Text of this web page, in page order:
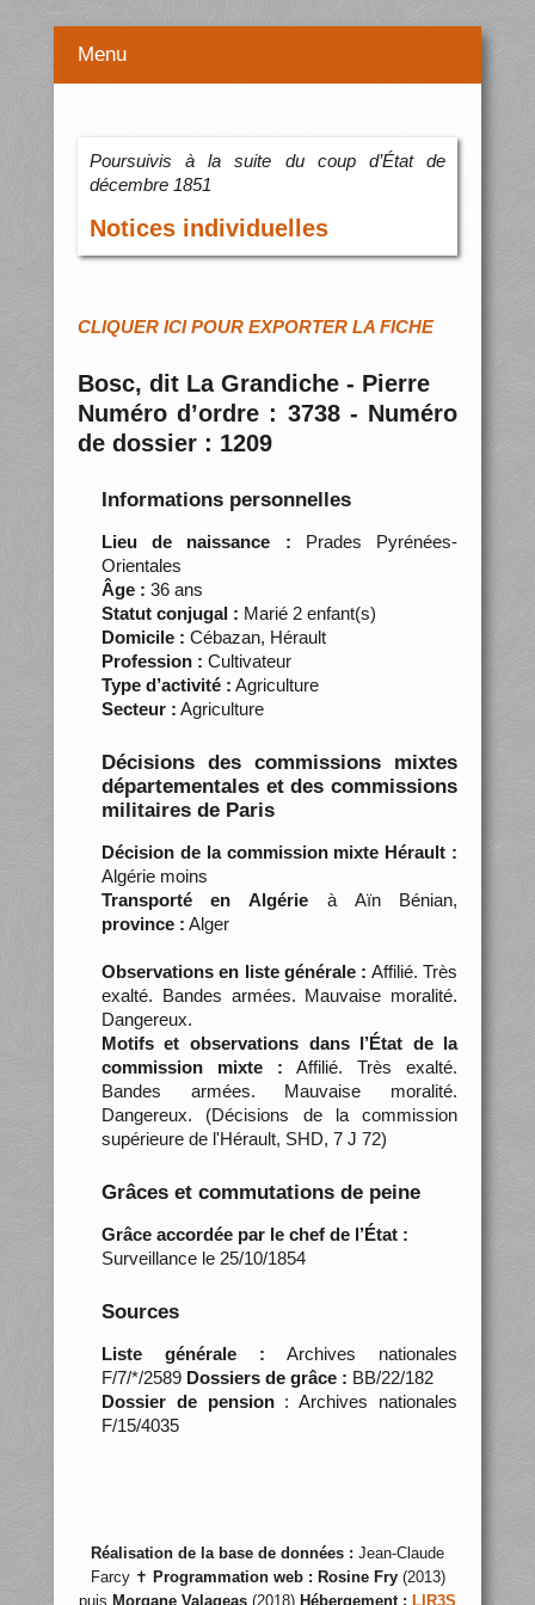
Menu
Poursuivis à la suite du coup d’État de
décembre 1851
Notices individuelles
CLIQUER ICI POUR EXPORTER LA FICHE
Bosc, dit La Grandiche - Pierre
Numéro d’ordre : 3738 - Numéro
de dossier : 1209
Informations personnelles
Lieu de naissance : Prades Pyrénées-
Orientales
Âge : 36 ans
Statut conjugal : Marié 2 enfant(s)
Domicile : Cébazan, Hérault
Profession : Cultivateur
Type d’activité : Agriculture
Secteur : Agriculture
Décisions des commissions mixtes
départementales et des commissions
militaires de Paris
Décision de la commission mixte Hérault :
Algérie moins
Transporté en Algérie à Aïn Bénian,
province : Alger
Observations en liste générale : Affilié. Très
exalté. Bandes armées. Mauvaise moralité.
Dangereux.
Motifs et observations dans l’État de la
commission mixte : Affilié. Très exalté.
Bandes armées. Mauvaise moralité.
Dangereux. (Décisions de la commission
supérieure de l'Hérault, SHD, 7 J 72)
Grâces et commutations de peine
Grâce accordée par le chef de l’État :
Surveillance le 25/10/1854
Sources
Liste générale : Archives nationales
F/7/*/2589 Dossiers de grâce : BB/22/182
Dossier de pension: Archives nationales
F/15/4035
Réalisation de la base de données : Jean-Claude
Farcy ✝ Programmation web : Rosine Fry(2013)
puis Morgane Valageas (2018) Hébergement : LIR3S